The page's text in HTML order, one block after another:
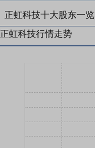
正虹科技十大股东一览
正虹科技行情走势